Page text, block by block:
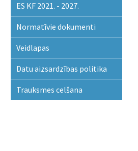
ES KF 2021. - 2027.
Normatīvie dokumenti
Veidlapas
Datu aizsardzības politika
Trauksmes celšana